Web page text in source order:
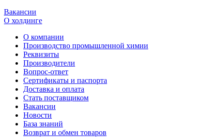
Вакансии
О холдинге
О компании
Производство промышленной химии
Реквизиты
Производители
Вопрос-ответ
Сертификаты и паспорта
Доставка и оплата
Стать поставщиком
Вакансии
Новости
База знаний
Возврат и обмен товаров